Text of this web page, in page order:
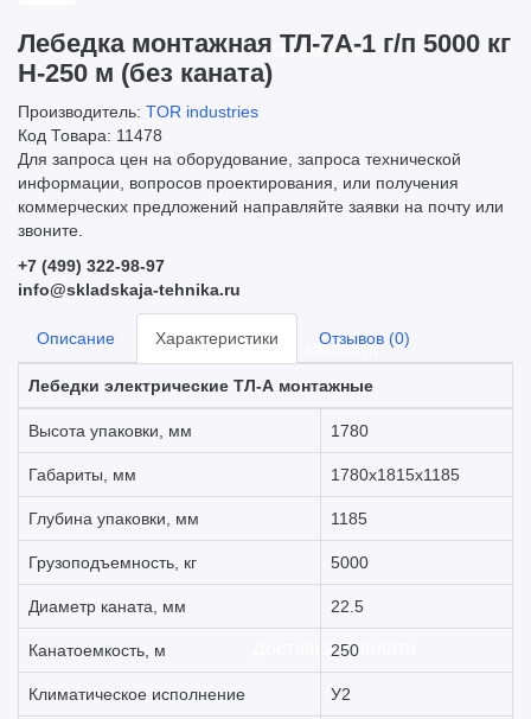
О компании
Как заказать
Доставка и оплата
Лебедка монтажная ТЛ-7А-1 г/п 5000 кг
Н-250 м (без каната)
Производитель: TOR industries
Код Товара: 11478
Для запроса цен на оборудование, запроса технической
информации, вопросов проектирования, или получения
коммерческих предложений направляйте заявки на почту или
звоните.
+7 (499) 322-98-97
info@skladskaja-tehnika.ru
Описание Характеристики Отзывов (0)
Лебедки электрические ТЛ-А монтажные
Высота упаковки, мм 1780
Габариты, мм 1780х1815х1185
Глубина упаковки, мм 1185
Грузоподъемность, кг 5000
Диаметр каната, мм 22.5
Канатоемкость, м 250
Климатическое исполнение У2